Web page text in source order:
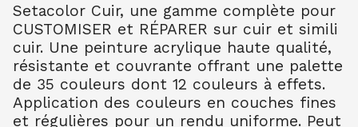
SETACOLOR CUIR 45ML BLEU GLACE
7.20 € TTC
SETACOLOR CUIR 45ML BLEU OCEAN
Setacolor Cuir, une gamme complète pour
CUSTOMISER et RÉPARER sur cuir et simili
cuir. Une peinture acrylique haute qualité,
résistante et couvrante offrant une palette
de 35 couleurs dont 12 couleurs à effets.
Application des couleurs en couches fines
et régulières pour un rendu uniforme. Peut